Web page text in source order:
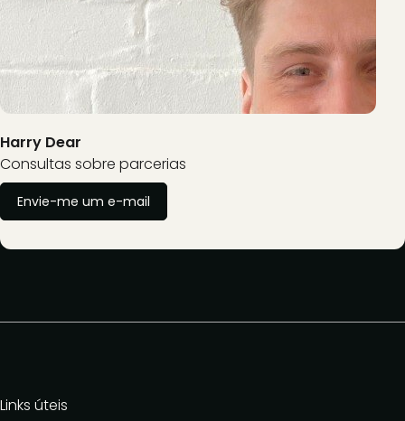
Harry Dear
Consultas sobre parcerias
Envie-me um e-mail
Links úteis